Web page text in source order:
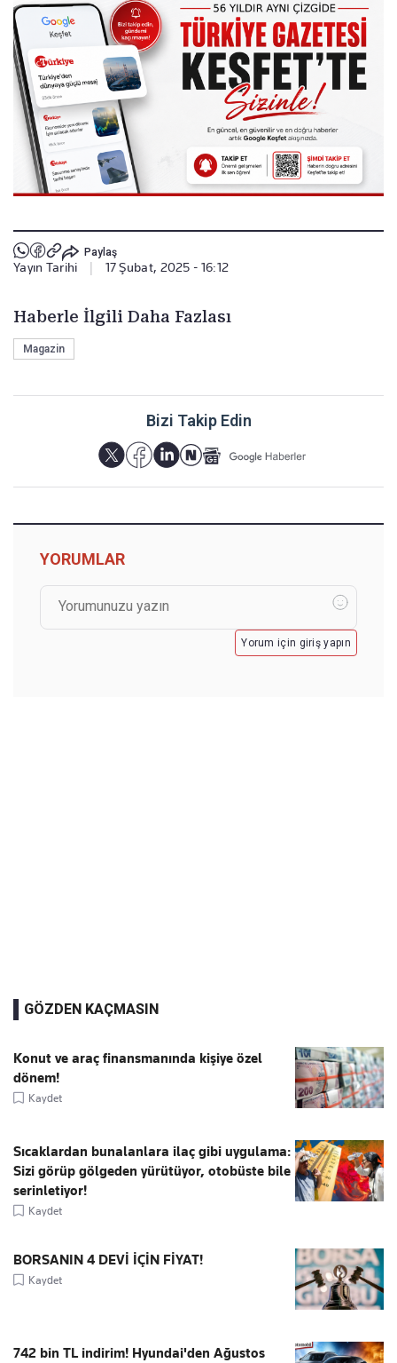
Paylaş
Yayın Tarihi 17 Şubat, 2025 - 16:12
Haberle İlgili Daha Fazlası
Magazin
Bizi Takip Edin
YORUMLAR
Yorum için giriş yapın
GÖZDEN KAÇMASIN
Konut ve araç finansmanında kişiye özel
dönem!
Kaydet
Sıcaklardan bunalanlara ilaç gibi uygulama:
Sizi görüp gölgeden yürütüyor, otobüste bile
serinletiyor!
Kaydet
BORSANIN 4 DEVİ İÇİN FİYAT!
Kaydet
742 bin TL indirim! Hyundai'den Ağustos